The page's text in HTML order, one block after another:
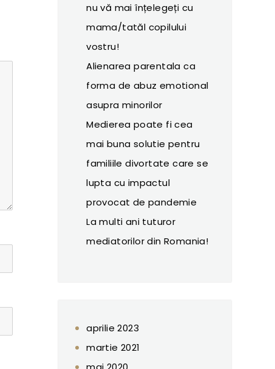
nu vă mai înțelegeți cu
mama/tatăl copilului
vostru!
Alienarea parentala ca
forma de abuz emotional
asupra minorilor
Medierea poate fi cea
mai buna solutie pentru
familiile divortate care se
lupta cu impactul
provocat de pandemie
La multi ani tuturor
mediatorilor din Romania!
aprilie 2023
martie 2021